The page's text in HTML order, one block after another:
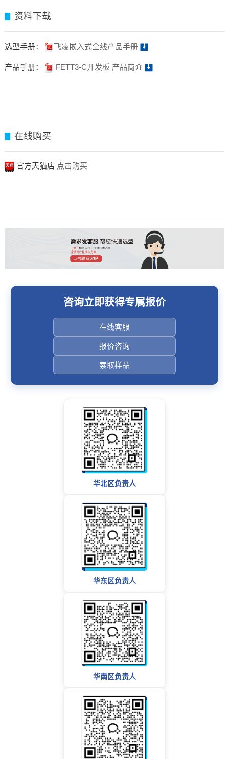
资料下载
选型手册： 飞凌嵌入式全线产品手册
产品手册： FETT3-C开发板 产品简介
在线购买
官方天猫店 点击购买
咨询立即获得专属报价
在线客服
报价咨询
索取样品
华北区负责人
华东区负责人
华南区负责人